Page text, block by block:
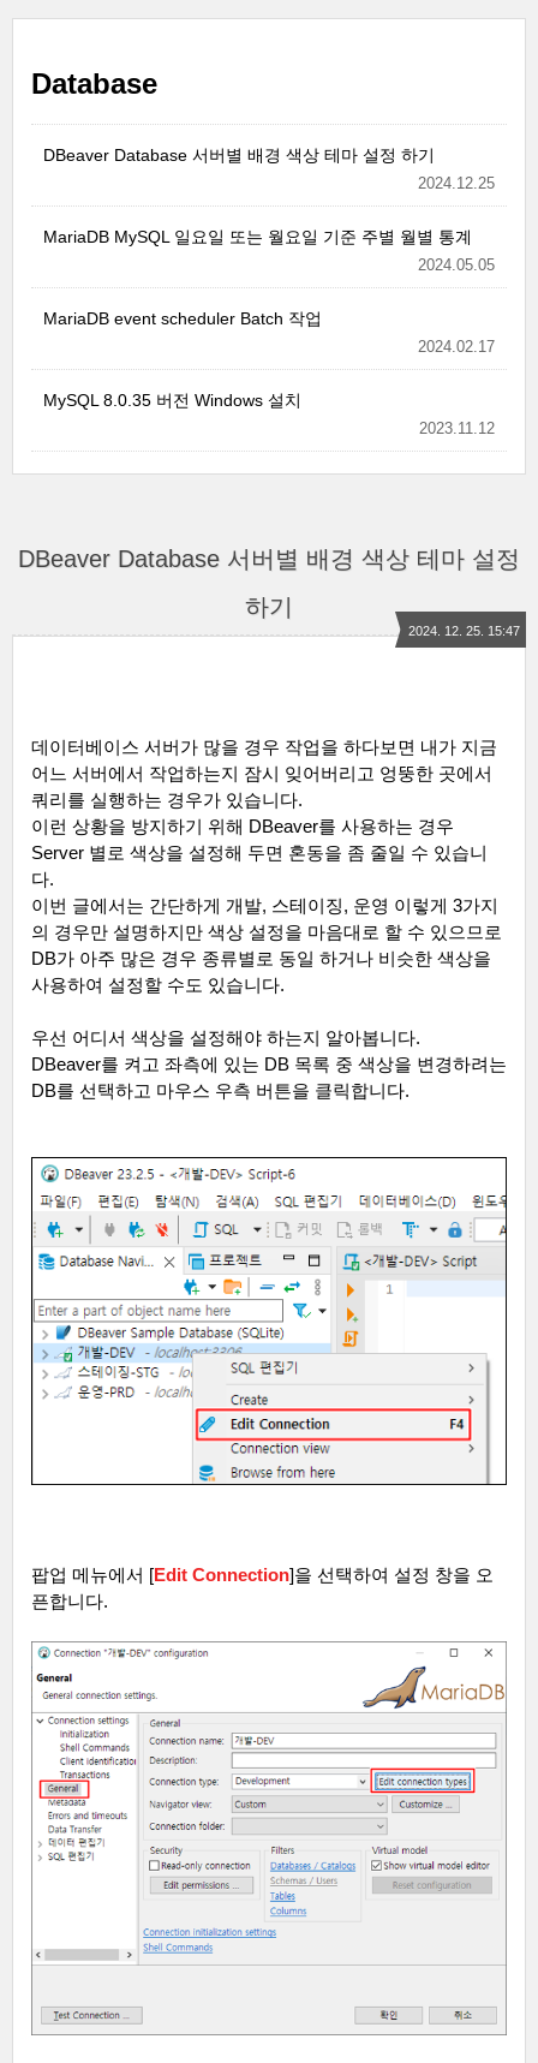
Database
DBeaver Database 서버별 배경 색상 테마 설정 하기
2024.12.25
MariaDB MySQL 일요일 또는 월요일 기준 주별 월별 통계
2024.05.05
MariaDB event scheduler Batch 작업
2024.02.17
MySQL 8.0.35 버전 Windows 설치
2023.11.12
DBeaver Database 서버별 배경 색상 테마 설정
하기
2024. 12. 25. 15:47
데이터베이스 서버가 많을 경우 작업을 하다보면 내가 지금
어느 서버에서 작업하는지 잠시 잊어버리고 엉뚱한 곳에서
쿼리를 실행하는 경우가 있습니다.
이런 상황을 방지하기 위해 DBeaver를 사용하는 경우
Server 별로 색상을 설정해 두면 혼동을 좀 줄일 수 있습니
다.
이번 글에서는 간단하게 개발, 스테이징, 운영 이렇게 3가지
의 경우만 설명하지만 색상 설정을 마음대로 할 수 있으므로
DB가 아주 많은 경우 종류별로 동일 하거나 비슷한 색상을
사용하여 설정할 수도 있습니다.
우선 어디서 색상을 설정해야 하는지 알아봅니다.
DBeaver를 켜고 좌측에 있는 DB 목록 중 색상을 변경하려는
DB를 선택하고 마우스 우측 버튼을 클릭합니다.
팝업 메뉴에서 [Edit Connection]을 선택하여 설정 창을 오
픈합니다.